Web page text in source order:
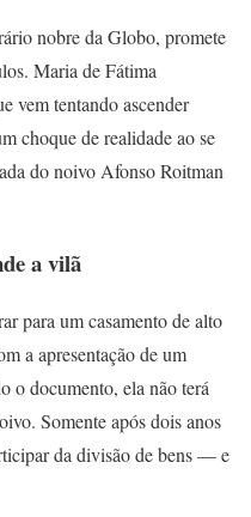
nobre da Globo, promete
Maria de Fátima
vem tentando ascender
choque de realidade ao se
do noivo Afonso Roitman
a vilã
para um casamento de alto
a apresentação de um
o documento, ela não terá
Somente após dois anos
da divisão de bens — e